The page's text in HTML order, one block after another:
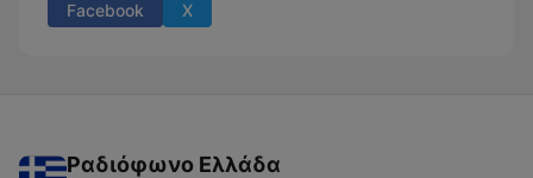
Facebook X
Ραδιόφωνο Ελλάδα